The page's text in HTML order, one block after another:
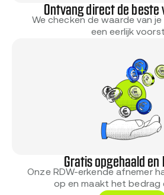
Ontvang direct de
We checken de waarde van
een eerlijk
Gratis opgehaald en
Onze RDW-erkende afnemer
op en maakt het bedrag